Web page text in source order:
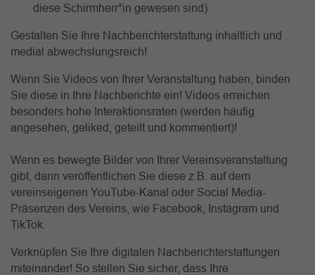
diese Schirmherr*in gewesen sind)
Gestalten Sie Ihre Nachberichterstattung inhaltlich und
medial abwechslungsreich!
Wenn Sie Videos von Ihrer Veranstaltung haben, binden
Sie diese in Ihre Nachberichte ein! Videos erreichen
besonders hohe Interaktionsraten (werden häufig
angesehen, geliked, geteilt und kommentiert)!
Wenn es bewegte Bilder von Ihrer Vereinsveranstaltung
gibt, dann veröffentlichen Sie diese z.B. auf dem
vereinseigenen YouTube-Kanal oder Social Media-
Präsenzen des Vereins, wie Facebook, Instagram und
TikTok.
Verknüpfen Sie Ihre digitalen Nachberichterstattungen
miteinander! So stellen Sie sicher, dass Ihre